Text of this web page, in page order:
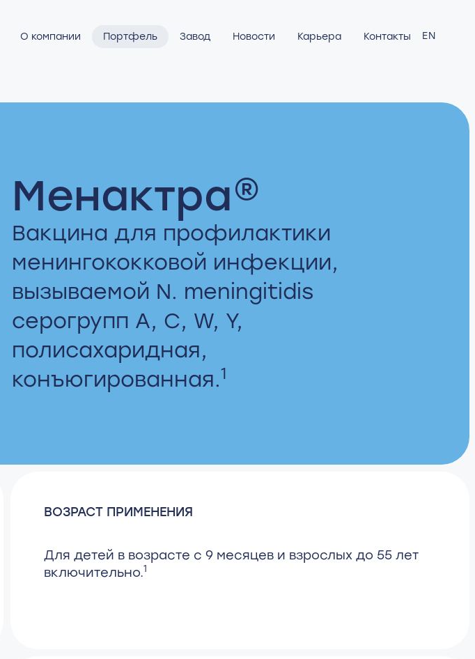
О компании Портфель Завод Новости Карьера Контакты EN
Менактра®
Вакцина для профилактики
менингококковой инфекции,
вызываемой N. meningitidis
серогрупп A, C, W, Y,
полисахаридная,
конъюгированная.1
ВОЗРАСТ ПРИМЕНЕНИЯ
Для детей в возрасте с 9 месяцев и взрослых до 55 лет
включительно.1